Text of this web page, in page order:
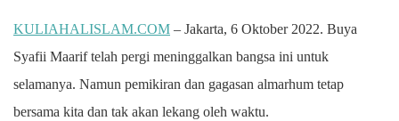
KULIAHALISLAM.COM – Jakarta, 6 Oktober 2022. Buya
Syafii Maarif telah pergi meninggalkan bangsa ini untuk
selamanya. Namun pemikiran dan gagasan almarhum tetap
bersama kita dan tak akan lekang oleh waktu.